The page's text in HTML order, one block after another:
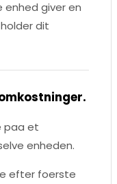
enhed giver en
dit
paa et
enheden.
efter foerste